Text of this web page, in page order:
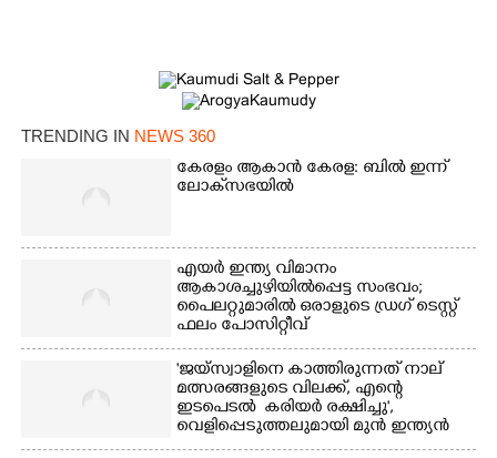
TRENDING IN NEWS 360
കേരളം ആകാൻ കേരള: ബിൽ ഇന്ന്
ലോക്‌സഭയിൽ
എയർ ഇന്ത്യ വിമാനം
ആകാശച്ചുഴിയിൽപ്പെട്ട സംഭവം;
പൈലറ്റുമാരിൽ ഒരാളുടെ ഡ്രഗ് ടെസ്റ്റ്
ഫലം പോസിറ്റീവ്
'ജയ്സ്വാളിനെ കാത്തിരുന്നത് നാല്
മത്സരങ്ങളുടെ വിലക്ക്, എന്റെ
ഇടപെടൽ കരിയർ രക്ഷിച്ചു',​
വെളിപ്പെടുത്തലുമായി മുൻ ഇന്ത്യൻ
ക്യാപ്‌ടൻ